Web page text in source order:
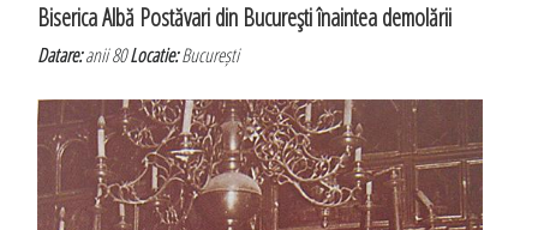
Biserica Albă Postăvari din Bucureşti înaintea demolării
Datare:anii 80Locatie:București